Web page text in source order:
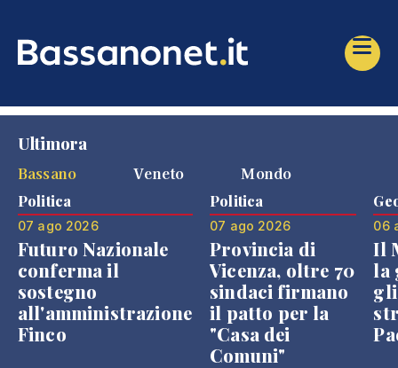
Ultimora
Bassano
Veneto Mondo
Politica
07 ago 2026
Futuro Nazionale
conferma il
sostegno
all'amministrazione
Finco
Politica
07 ago 2026
Provincia di
Vicenza, oltre 70
sindaci firmano
il patto per la
"Casa dei
Comuni"
06
Il
la